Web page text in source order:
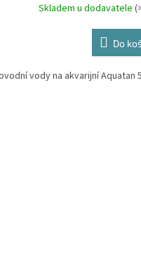
Skladem u dodavatele
Do
vody na akvarijní Aquatan